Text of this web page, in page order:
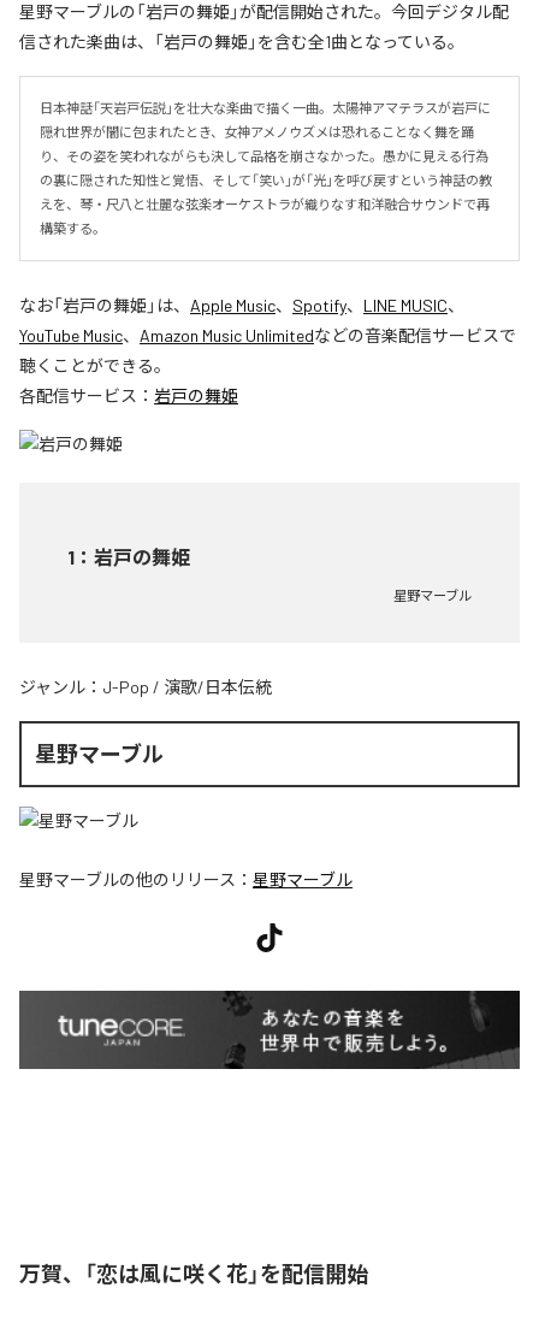
星野マーブルの「岩戸の舞姫」が配信開始された。今回デジタル配
信された楽曲は、「岩戸の舞姫」を含む全1曲となっている。
日本神話「天岩戸伝説」を壮大な楽曲で描く一曲。太陽神アマテラスが岩戸に
隠れ世界が闇に包まれたとき、女神アメノウズメは恐れることなく舞を踊
り、その姿を笑われながらも決して品格を崩さなかった。愚かに見える行為
の裏に隠された知性と覚悟、そして「笑い」が「光」を呼び戻すという神話の教
えを、琴・尺八と壮麗な弦楽オーケストラが織りなす和洋融合サウンドで再
構築する。
なお「岩戸の舞姫 」は、 Apple Music、 Spotify、 LINE MUSIC、
YouTube Music、 Amazon Music Unlimitedなどの音楽配信サービスで
聴くことができる。
各配信サービス： 岩戸の舞姫
1 ： 岩戸の舞姫
星野マーブル
ジャンル： J-Pop / 演歌/日本伝統
星野マーブル
星野マーブルの他のリリース： 星野マーブル
万賀、「恋は風に咲く花」を配信開始